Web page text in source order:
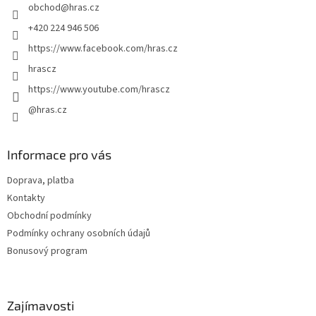
obchod@hras.cz
+420 224 946 506
https://www.facebook.com/hras.cz
hrascz
https://www.youtube.com/hrascz
@hras.cz
Informace pro vás
Doprava, platba
Kontakty
Obchodní podmínky
Podmínky ochrany osobních údajů
Bonusový program
Zajímavosti